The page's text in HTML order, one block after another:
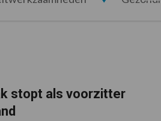
stopt als voorzitter